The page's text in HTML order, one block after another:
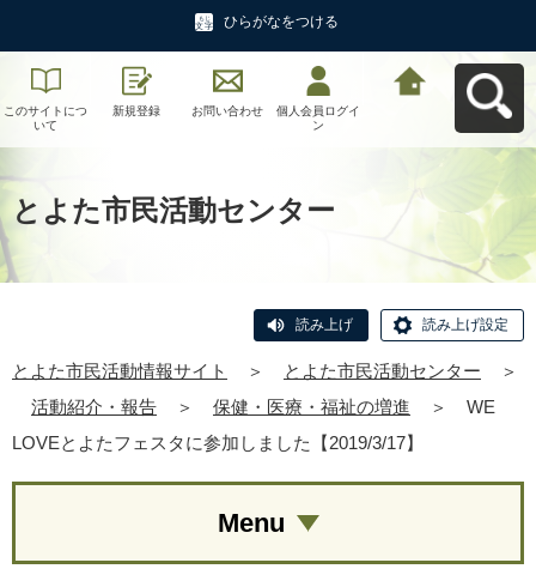
ひらがなをつける
このサイトにつ
いて
新規登録 お問い合わせ
個人会員ログイ
ン
とよた市民活動センター
読み上げ 読み上げ設定
とよた市民活動情報サイト ＞ とよた市民活動センター
＞
活動紹介・報告
＞ 保健・医療・福祉の増進 ＞
WE
LOVEとよたフェスタに参加しました【2019/3/17】
Menu